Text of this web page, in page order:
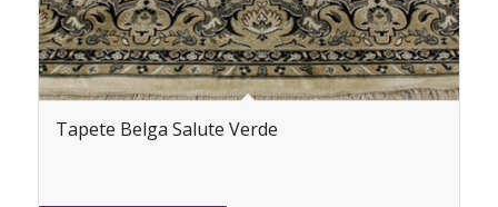
Tapete Belga Salute Verde